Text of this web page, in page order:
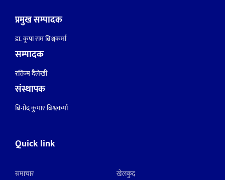
प्रमुख सम्पादक
डा. कृपा राम बिश्वकर्मा
सम्पादक
रक्तिम दैलेखी
संस्थापक
बिनोद कुमार बिश्वकर्मा
Quick link
समाचार
खेलकुद